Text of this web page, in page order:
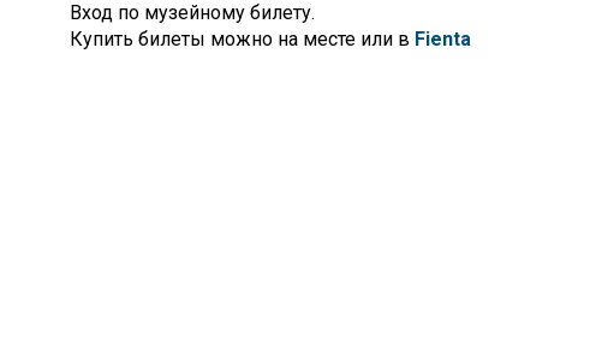
Вход по музейному билету.
Купить билеты можно на месте или в Fienta